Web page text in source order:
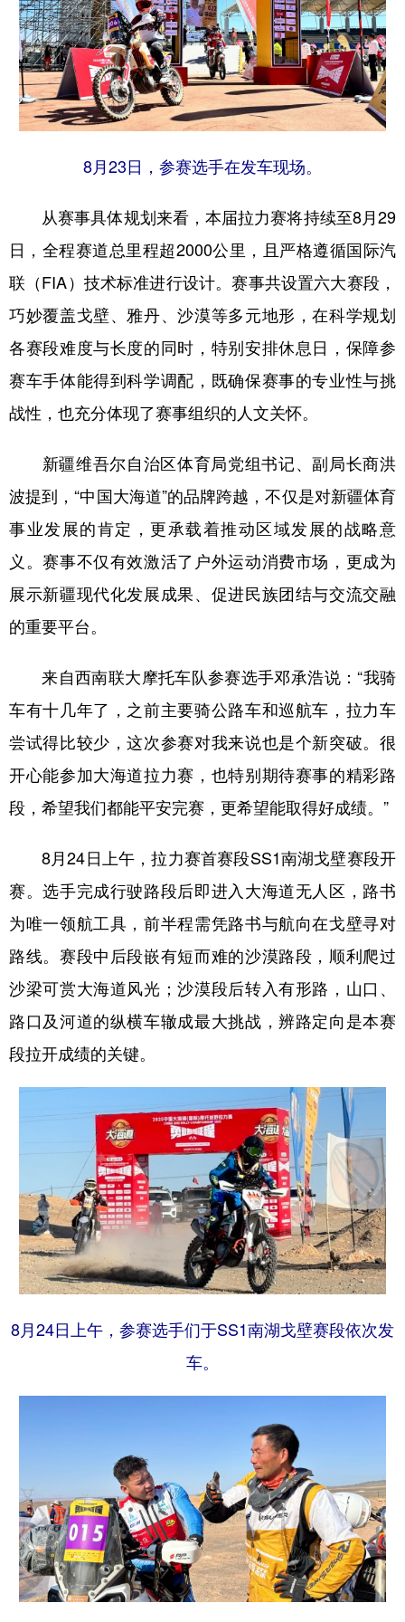
8月23日，参赛选手在发车现场。
从赛事具体规划来看，本届拉力赛将持续至8月29
日，全程赛道总里程超2000公里，且严格遵循国际汽
联（FIA）技术标准进行设计。赛事共设置六大赛段，
巧妙覆盖戈壁、雅丹、沙漠等多元地形，在科学规划
各赛段难度与长度的同时，特别安排休息日，保障参
赛车手体能得到科学调配，既确保赛事的专业性与挑
战性，也充分体现了赛事组织的人文关怀。
新疆维吾尔自治区体育局党组书记、副局长商洪
波提到，“中国大海道”的品牌跨越，不仅是对新疆体育
事业发展的肯定，更承载着推动区域发展的战略意
义。赛事不仅有效激活了户外运动消费市场，更成为
展示新疆现代化发展成果、促进民族团结与交流交融
的重要平台。
来自西南联大摩托车队参赛选手邓承浩说：“我骑
车有十几年了，之前主要骑公路车和巡航车，拉力车
尝试得比较少，这次参赛对我来说也是个新突破。很
开心能参加大海道拉力赛，也特别期待赛事的精彩路
段，希望我们都能平安完赛，更希望能取得好成绩。”
8月24日上午，拉力赛首赛段SS1南湖戈壁赛段开
赛。选手完成行驶路段后即进入大海道无人区，路书
为唯一领航工具，前半程需凭路书与航向在戈壁寻对
路线。赛段中后段嵌有短而难的沙漠路段，顺利爬过
沙梁可赏大海道风光；沙漠段后转入有形路，山口、
路口及河道的纵横车辙成最大挑战，辨路定向是本赛
段拉开成绩的关键。
8月24日上午，参赛选手们于SS1南湖戈壁赛段依次发
车。